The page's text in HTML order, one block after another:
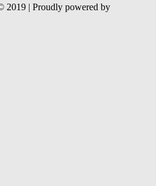
2019 | Proudly powered by